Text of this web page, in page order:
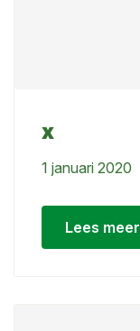
x
1 januari 2020
Lees meer